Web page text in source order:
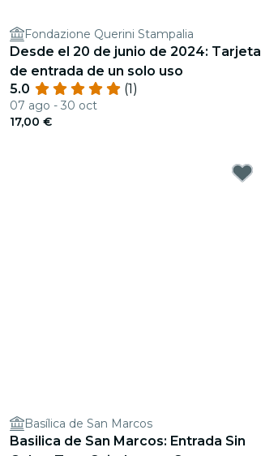
Fondazione Querini Stampalia
Desde el 20 de junio de 2024: Tarjeta
de entrada de un solo uso
5.0
(1)
07 ago - 30 oct
17,00 €
Basílica de San Marcos
Basilica de San Marcos: Entrada Sin